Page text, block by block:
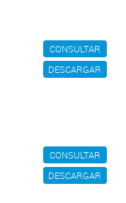
CONSULTAR
DESCARGAR
CONSULTAR
DESCARGAR